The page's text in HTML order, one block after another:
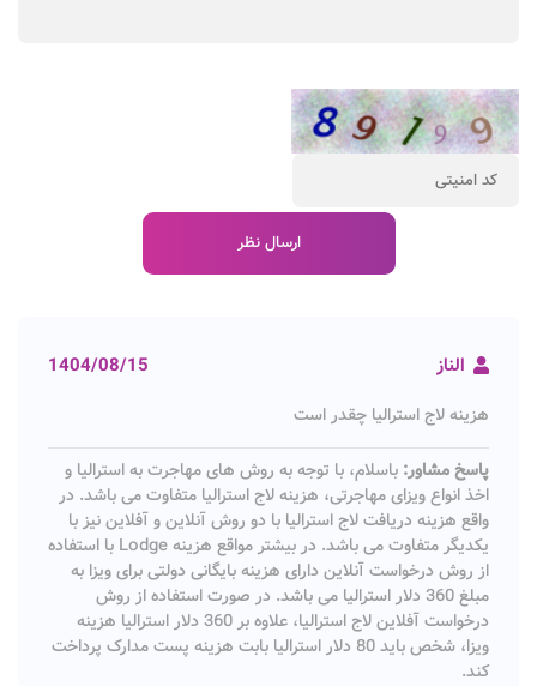
الناز 1404/08/15
هزینه لاج استرالیا چقدر است
پاسخ مشاور: باسلام، با توجه به روش ‌های مهاجرت به استرالیا و
اخذ انواع ویزای مهاجرتی، هزینه لاج استرالیا متفاوت می باشد. در
واقع هزینه دریافت لاج استرالیا با دو روش آنلاین و آفلاین نیز با
یکدیگر متفاوت می باشد. در بیشتر مواقع هزینه Lodge با استفاده
از روش درخواست آنلاین دارای هزینه بایگانی دولتی برای ویزا به
مبلغ 360 دلار استرالیا می باشد. در صورت استفاده از روش
درخواست آفلاین لاج استرالیا، علاوه بر 360 دلار استرالیا هزینه
ویزا، شخص باید 80 دلار استرالیا بابت هزینه پست مدارک پرداخت
کند.